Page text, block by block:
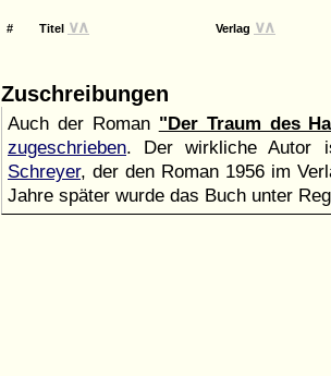
# Titel ∨∧ Verlag ∨∧
Zuschreibungen
Auch der Roman "Der Traum des
zugeschrieben. Der wirkliche Autor
Schreyer, der den Roman 1956 im
Jahre später wurde das Buch unter